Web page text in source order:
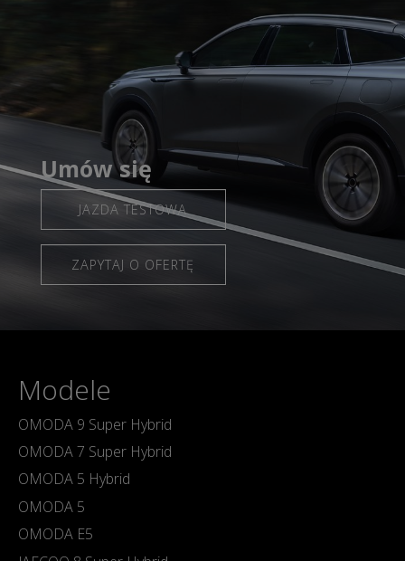
Umów się
JAZDA TESTOWA
ZAPYTAJ O OFERTĘ
Modele
OMODA 9 Super Hybrid
OMODA 7 Super Hybrid
OMODA 5 Hybrid
OMODA 5
OMODA E5